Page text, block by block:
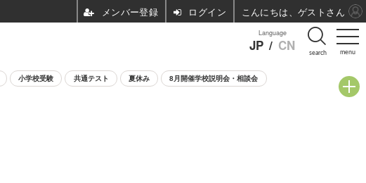
menu
Language
JP / CN search
小学校受験 共通テスト 夏休み 8月開催学校説明会・相談会
ログイン こんにちは、ゲストさん